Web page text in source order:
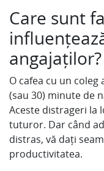
Care sunt
angajaților?
O cafea cu un coleg
(sau 30) minute de
Aceste distrageri la
tuturor. Dar când
distras, vă dați
productivitatea.